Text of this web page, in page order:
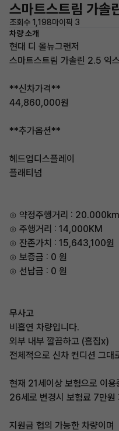
스마트스트림 가솔
조회수 1,198마이픽 3
차량 소개
현대 디 올뉴그랜저
스마트스트림 가솔린 2.5 익
**신차가격**
44,860,000원
**추가옵션**
헤드업디스플레이
플래티넘
⊙ 약정주행거리 : 20.000km
⊙ 주행거리 : 14,000KM
⊙ 잔존가치 : 15,643,100원
⊙ 보증금 : 0 원
⊙ 선납금 : 0 원
무사고
비흡연 차량입니다.
외부 내부 깔끔하고 (흠집x)
전체적으로 신차 컨디션 그대
현재 21세이상 보험으로 이용
26세로 변경시 보험료 7만원
지원금 협의 가능한 차량이며